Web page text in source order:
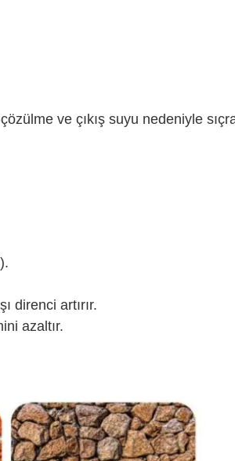
ve çıkış suyu nedeniyle
direnci artırır.
azaltır.